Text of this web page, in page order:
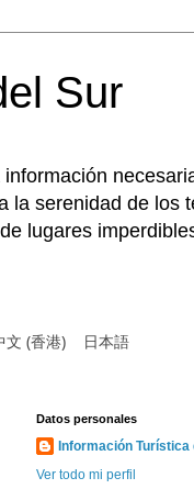
Sur
la serenidad de los
lugares
文 (香港) 日本語
Datos personales
Información Turística
Ver todo mi perfil